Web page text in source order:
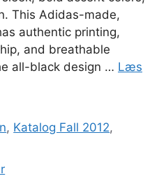
This Adidas-made,
authentic printing,
and breathable
all-black design … Læs
, Katalog Fall 2012,